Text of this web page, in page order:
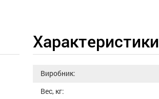
Характеристики
Виробник:
Вес, кг: